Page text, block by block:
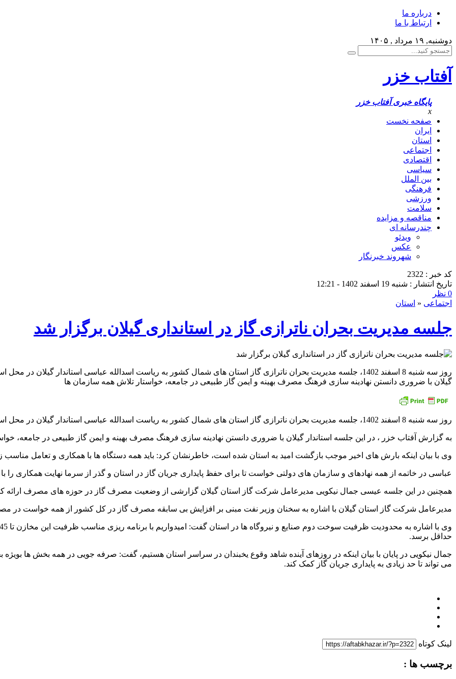
درباره ما
ارتباط با ما
دوشنبه, ۱۹ مرداد , ۱۴۰۵
آفتاب خزر
پایگاه خبری آفتاب خزر
x
صفحه نخست
ایران
استان
اجتماعی
اقتصادی
سیاسی
بین الملل
فرهنگی
ورزشی
سلامت
مناقصه و مزایده
چندرسانه ای
ویدئو
عکس
شهروند خبرنگار
کد خبر : 2322
تاریخ انتشار : شنبه 19 اسفند 1402 - 12:21
0 نظر
اجتماعی « استان
جلسه مدیریت بحران ناترازی گاز در استانداری گیلان برگزار شد
روز سه شنبه 8 اسفند 1402، جلسه مدیریت بحران ناترازی گاز استان های شمال کشور به ریاست اسدالله عباسی استاندار
گیلان با ضروری دانستن نهادینه سازی فرهنگ مصرف بهینه و ایمن گاز طبیعی در جامعه، خواستار تلاش همه سازمان ها
روز سه شنبه 8 اسفند 1402، جلسه مدیریت بحران ناترازی گاز استان های شمال کشور به ریاست اسدالله عباسی استاندار گیلان در محل استانداری برگزار شد.
به گزارش آفتاب خزر ، در این جلسه استاندار گیلان با ضروری دانستن نهادینه سازی فرهنگ مصرف بهینه و ایمن گاز طبیعی در جامعه،
وی با بیان اینکه بارش های اخیر موجب بازگشت امید به استان شده است، خاطرنشان کرد: باید همه دستگاه ها با همکاری و تعامل مناسب
عباسی در خاتمه از همه نهادهای و سازمان های دولتی خواست تا برای حفظ پایداری جریان گاز در استان و گذر از سرما نهایت همکاری را
همچنین در این جلسه عیسی جمال نیکویی مدیرعامل شرکت گاز استان گیلان گزارشی از وضعیت مصرف گاز در حوزه های مصرف ارائه
مدیرعامل شرکت گاز استان گیلان با اشاره به سخنان وزیر نفت مبنی بر افزایش بی سابقه مصرف گاز در کل کشور از همه خواست در
حداقل برسد.
جمال نیکویی در پایان با بیان اینکه در روزهای آینده شاهد وقوع یخبندان در سراسر استان هستیم، گفت: صرفه جویی در همه بخش ها
می تواند تا حد زیادی به پایداری جریان گاز کمک کند.
لینک کوتاه
برچسب ها :